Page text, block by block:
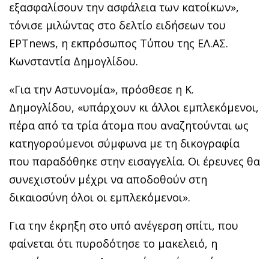
εξασφαλίσουν την ασφάλεια των κατοίκων»,
τόνισε μιλώντας στο δελτίο ειδήσεων του
ΕΡΤnews, η εκπρόσωπος Τύπου της ΕΛ.ΑΣ.
Κωνσταντία Δημογλίδου.
«Για την Αστυνομία», πρόσθεσε η Κ.
Δημογλίδου, «υπάρχουν κι άλλοι εμπλεκόμενοι,
πέρα από τα τρία άτομα που αναζητούνται ως
κατηγορούμενοι σύμφωνα με τη δικογραφία
που παραδόθηκε στην εισαγγελία. Οι έρευνες θα
συνεχιστούν μέχρι να αποδοθούν στη
δικαιοσύνη όλοι οι εμπλεκόμενοι».
Για την έκρηξη στο υπό ανέγερση σπίτι, που
φαίνεται ότι πυροδότησε το μακελειό, η